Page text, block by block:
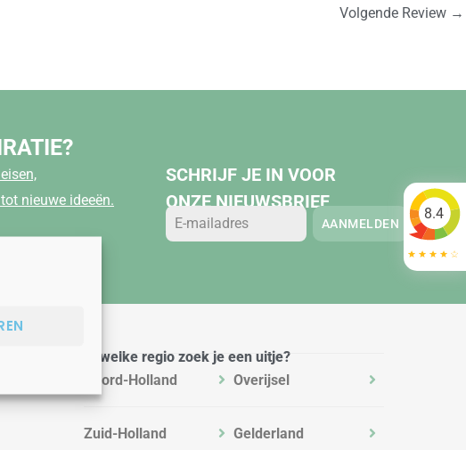
Volgende Review →
nieuwe ideeën.
SCHRIJF JE IN VOOR
ONZE NIEUWSBRIEF
AANMELDEN
In welke regio zoek je een uitje?
Noord-Holland
Zuid-Holland
Overijsel
Gelderland
8.4